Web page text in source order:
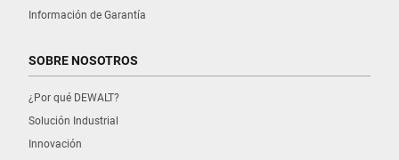
Información de Garantía
SOBRE NOSOTROS
¿Por qué DEWALT?
Solución Industrial
Innovación